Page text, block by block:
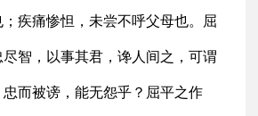
疾痛惨怛，未尝不呼父母也。屈
智，以事其君，谗人间之，可谓
而被谤，能无怨乎？屈平之作